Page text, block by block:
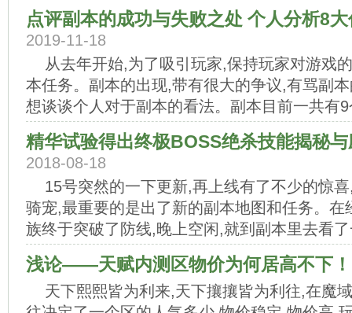
点评副本的成功与失败之处 个人分析8
2019-11-18
从去年开始,为了吸引玩家,保持玩家对游戏
本任务。副本的出现,带有很大的争议,有骂副
想谈谈个人对于副本的看法。副本目前一共有
精华试验得出终极BOSS绝杀技能揭秘
2018-08-18
15号突然的一下更新,再上线有了不少的惊
骑宠,最重要的是出了新的副本地图和任务。
族终于突破了防线,晚上空闲,就到副本里去看
浅论——天赋内测区物价为何居高不下！
天下熙熙皆为利来,天下攘攘皆为利往,在魔